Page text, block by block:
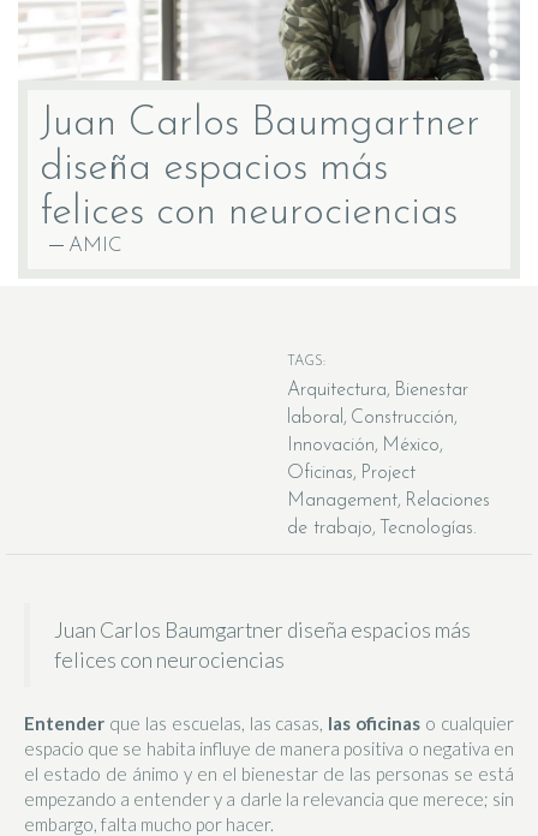
Juan Carlos Baumgartner
diseña espacios más
felices con neurociencias
AMIC
TAGS:
Arquitectura
Bienestar
laboral
Construcción
Innovación
México
Oficinas
Project
Management Relaciones
de trabajo
Tecnologías
Juan Carlos Baumgartner diseña espacios más
felices con neurociencias
Entender que las escuelas, las casas, las oficinas o cualquier
espacio que se habita influye de manera positiva o negativa en
el estado de ánimo y en el bienestar de las personas se está
empezando a entender y a darle la relevancia que merece; sin
embargo, falta mucho por hacer.